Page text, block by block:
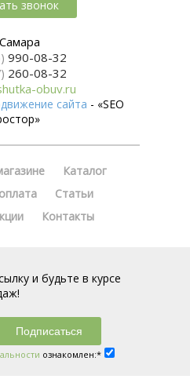
звонок
990-08-32
260-08-32
obuv.ru
сайта - «SEO
Каталог
Статьи
Контакты
и будьте в курсе
ознакомлен:*